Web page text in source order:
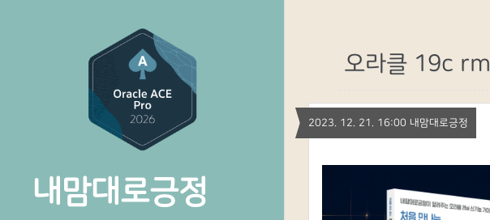
내맘대로긍정
오라클 19c
2023. 12. 21. 16:00 내맘대로긍정